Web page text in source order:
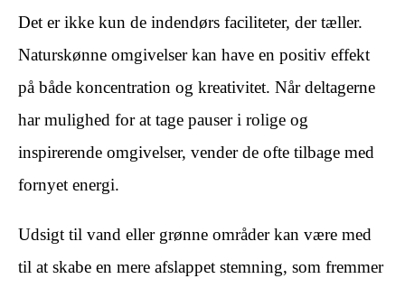
Det er ikke kun de indendørs faciliteter, der tæller.
Naturskønne omgivelser kan have en positiv effekt
på både koncentration og kreativitet. Når deltagerne
har mulighed for at tage pauser i rolige og
inspirerende omgivelser, vender de ofte tilbage med
fornyet energi.
Udsigt til vand eller grønne områder kan være med
til at skabe en mere afslappet stemning, som fremmer